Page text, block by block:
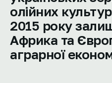
олійних
2015 року
Африка та
аграрної